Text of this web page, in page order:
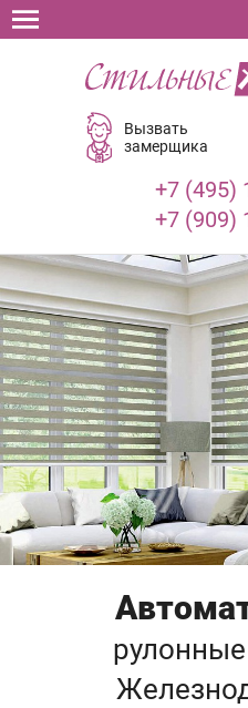
Вызвать
замерщика
+7 (495)
+7 (909)